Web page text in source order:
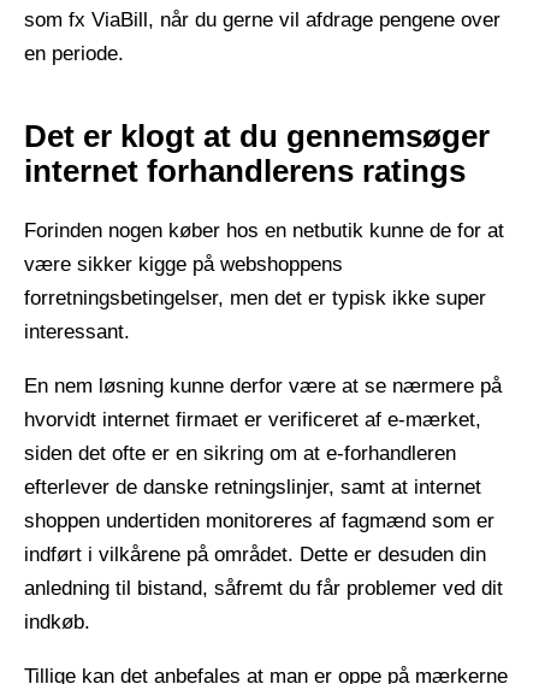
som fx ViaBill, når du gerne vil afdrage pengene over
en periode.
Det er klogt at du gennemsøger
internet forhandlerens ratings
Forinden nogen køber hos en netbutik kunne de for at
være sikker kigge på webshoppens
forretningsbetingelser, men det er typisk ikke super
interessant.
En nem løsning kunne derfor være at se nærmere på
hvorvidt internet firmaet er verificeret af e-mærket,
siden det ofte er en sikring om at e-forhandleren
efterlever de danske retningslinjer, samt at internet
shoppen undertiden monitoreres af fagmænd som er
indført i vilkårene på området. Dette er desuden din
anledning til bistand, såfremt du får problemer ved dit
indkøb.
Tillige kan det anbefales at man er oppe på mærkerne